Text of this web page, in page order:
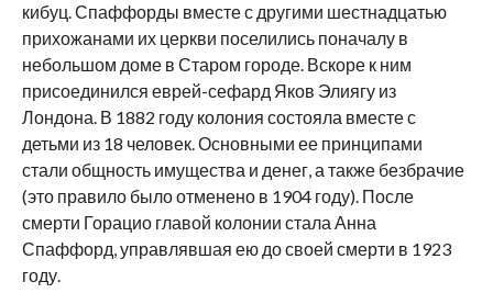
кибуц. Спаффорды вместе с другими шестнадцатью
прихожанами их церкви поселились поначалу в
небольшом доме в Старом городе. Вскоре к ним
присоединился еврей-сефард Яков Элиягу из
Лондона. В 1882 году колония состояла вместе с
детьми из 18 человек. Основными ее принципами
стали общность имущества и денег, а также безбрачие
(это правило было отменено в 1904 году). После
смерти Горацио главой колонии стала Анна
Спаффорд, управлявшая ею до своей смерти в 1923
году.